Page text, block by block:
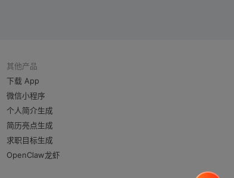
其他产品
下载 App
微信小程序
个人简介生成
简历亮点生成
求职目标生成
OpenClaw龙虾